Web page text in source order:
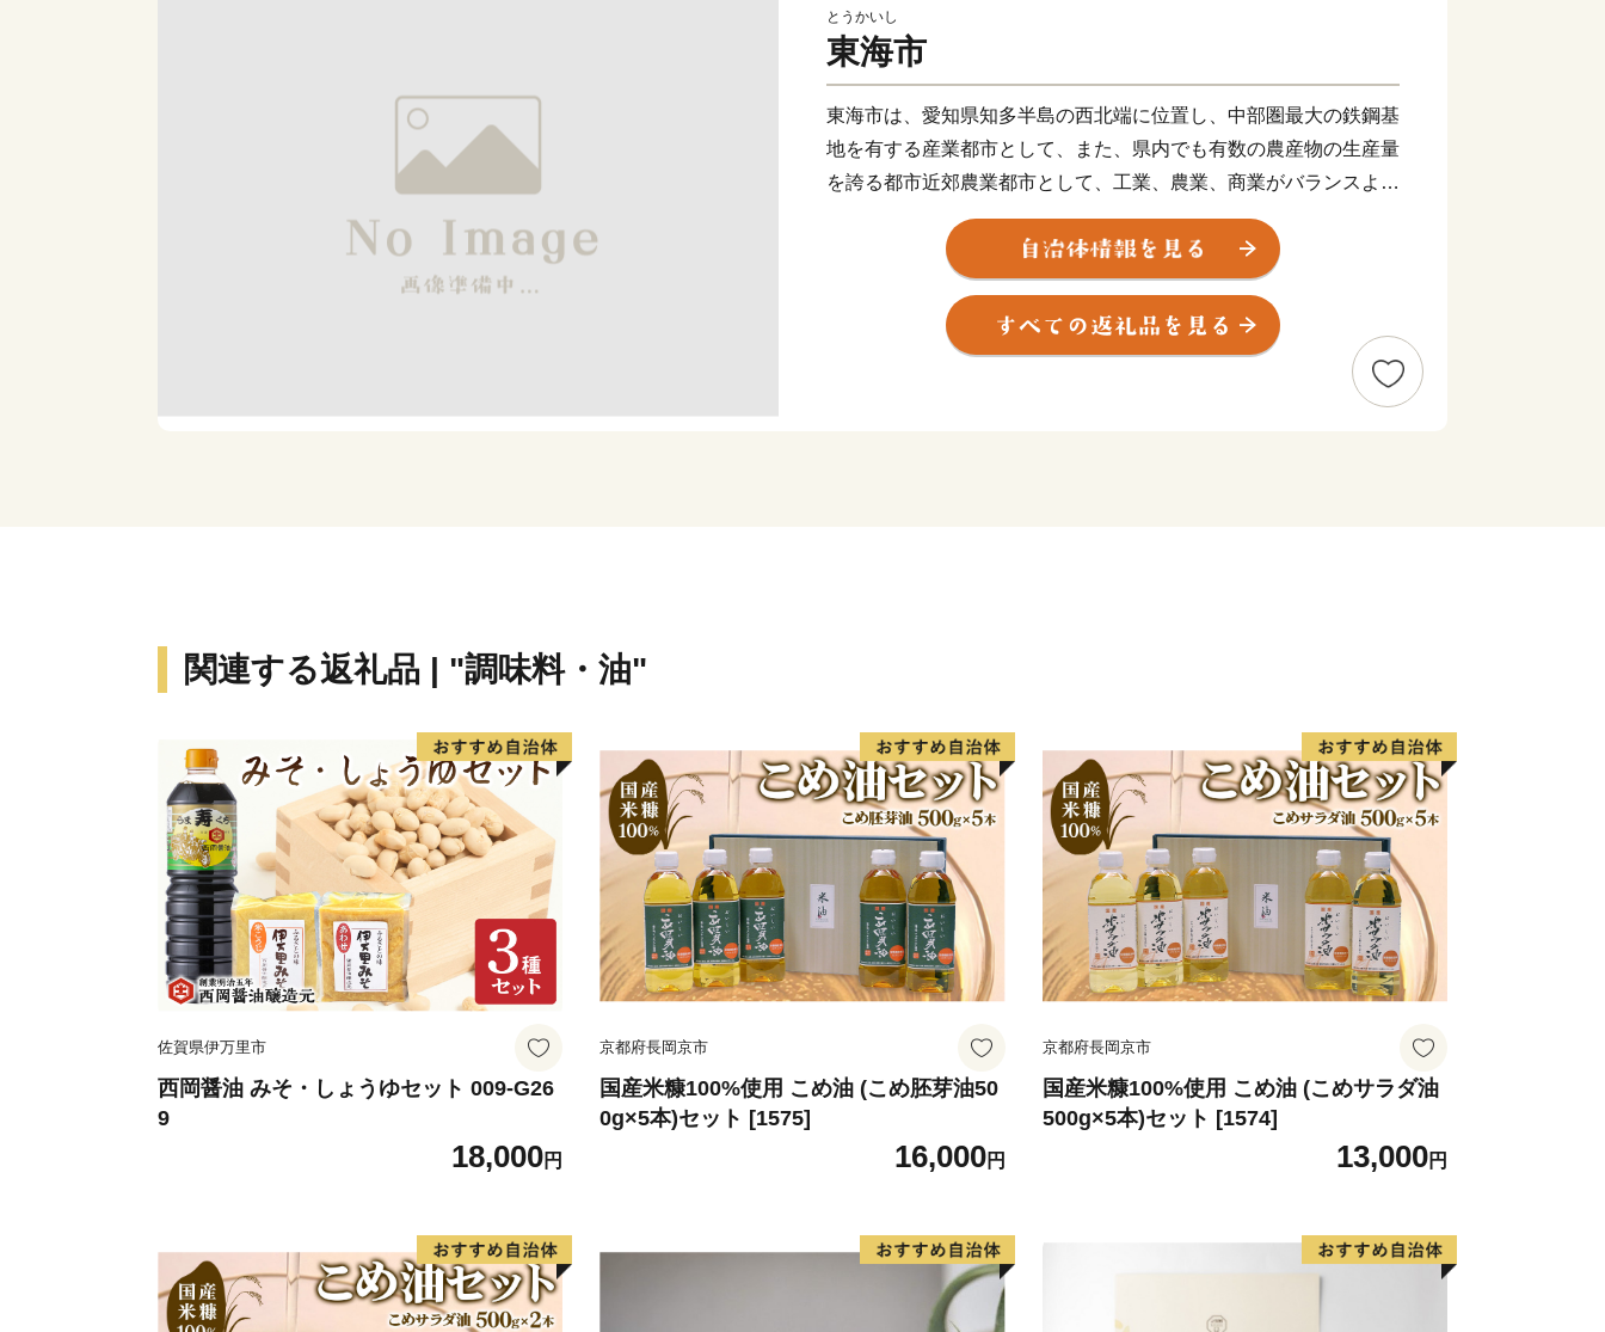
とうかいし
東海市
東海市は、愛知県知多半島の西北端に位置し、中部圏最大の鉄鋼基
地を有する産業都市として、また、県内でも有数の農産物の生産量
を誇る都市近郊農業都市として、工業、農業、商業がバランスよく
発展を遂げてきました。
名古屋都心や中部国際空港へのアクセスに優れた立地特性を生か
したまちづくりを積極的に進めており、多種多様な事業者が集積
し、日本経済を牽引する産業都市として注目を集めています。
関連する返礼品 | "調味料・油"
佐賀県伊万里市
西岡醤油 みそ・しょうゆセット 009-G26
9
18,000円
京都府長岡京市
国産米糠100%使用 こめ油 (こめ胚芽油50
0g×5本)セット [1575]
16,000円
京都府長岡京市
国産米糠100%使用 こめ油 (こめサラダ油
500g×5本)セット [1574]
13,000円